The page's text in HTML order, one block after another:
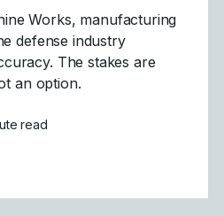
Works, manufacturing
defense industry
The stakes are
an option.
read
de droit à l&rsquo;erreur :